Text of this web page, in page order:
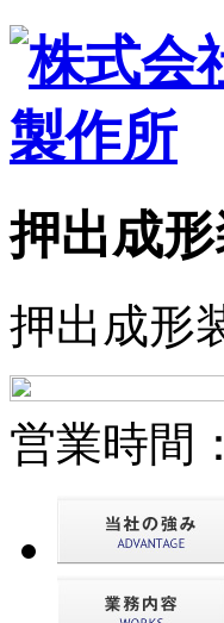
押出成
押出成形
営業時間